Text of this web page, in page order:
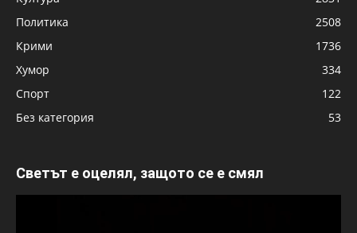
Политика
2508
Крими
1736
Хумор
334
Спорт
122
Без категория
53
Светът е оцелял, защото се е смял